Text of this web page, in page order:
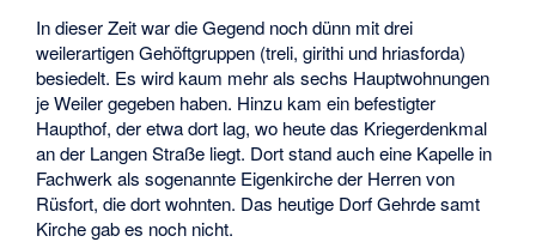
In dieser Zeit war die Gegend noch dünn mit drei
weilerartigen Gehöftgruppen (treli, girithi und hriasforda)
besiedelt. Es wird kaum mehr als sechs Hauptwohnungen
je Weiler gegeben haben. Hinzu kam ein befestigter
Haupthof, der etwa dort lag, wo heute das Kriegerdenkmal
an der Langen Straße liegt. Dort stand auch eine Kapelle in
Fachwerk als sogenannte Eigenkirche der Herren von
Rüsfort, die dort wohnten. Das heutige Dorf Gehrde samt
Kirche gab es noch nicht.